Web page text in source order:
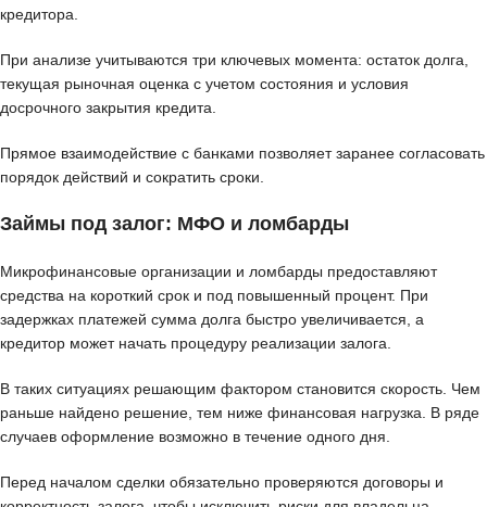
кредитора.
При анализе учитываются три ключевых момента: остаток долга,
текущая рыночная оценка с учетом состояния и условия
досрочного закрытия кредита.
Прямое взаимодействие с банками позволяет заранее согласовать
порядок действий и сократить сроки.
Займы под залог: МФО и ломбарды
Микрофинансовые организации и ломбарды предоставляют
средства на короткий срок и под повышенный процент. При
задержках платежей сумма долга быстро увеличивается, а
кредитор может начать процедуру реализации залога.
В таких ситуациях решающим фактором становится скорость. Чем
раньше найдено решение, тем ниже финансовая нагрузка. В ряде
случаев оформление возможно в течение одного дня.
Перед началом сделки обязательно проверяются договоры и